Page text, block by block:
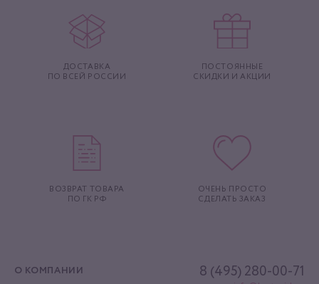
ДОСТАВКА
ПО ВСЕЙ РОССИИ
ПОСТОЯННЫЕ
СКИДКИ И АКЦИИ
ВОЗВРАТ ТОВАРА
ПО ГК РФ
ОЧЕНЬ ПРОСТО
СДЕЛАТЬ ЗАКАЗ
О КОМПАНИИ 8 (495) 280-00-71